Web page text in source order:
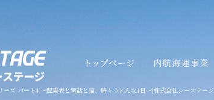
ーズ パート4 ～配乗表と電話と猫、時々うどんな1日～|株式会社シーステージ